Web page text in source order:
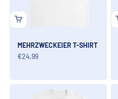
MEHRZWECKEIER T-SHIRT
Angebot
€24,99